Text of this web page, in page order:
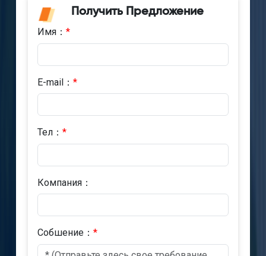
Получить Предложение
Имя： *
E-mail： *
Тел： *
Компания：
Cобшениe： *